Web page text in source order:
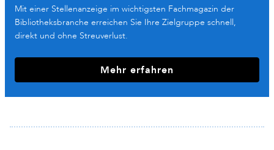
Mit einer Stellenanzeige im wichtigsten Fachmagazin der
Bibliotheksbranche erreichen Sie Ihre Zielgruppe schnell,
direkt und ohne Streuverlust.
Mehr erfahren